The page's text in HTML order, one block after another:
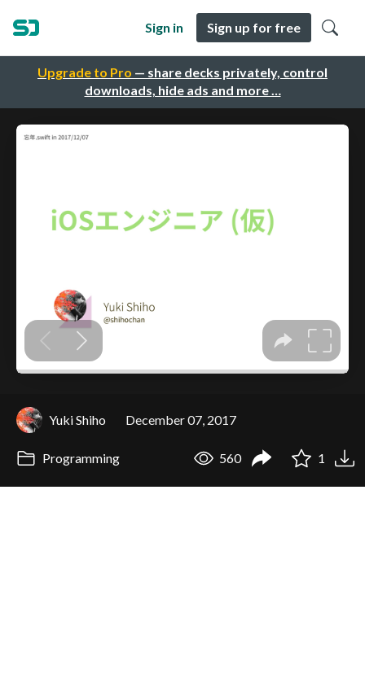
Upgrade to Pro — share decks privately, control
downloads, hide ads and more …
Sign in Sign up for free
Yuki Shiho December 07, 2017
Programming 560 1